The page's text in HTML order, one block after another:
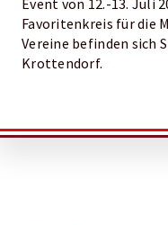
Event von 12.-13. Juli
Favoritenkreis für die
Vereine befinden sich
Krottendorf.